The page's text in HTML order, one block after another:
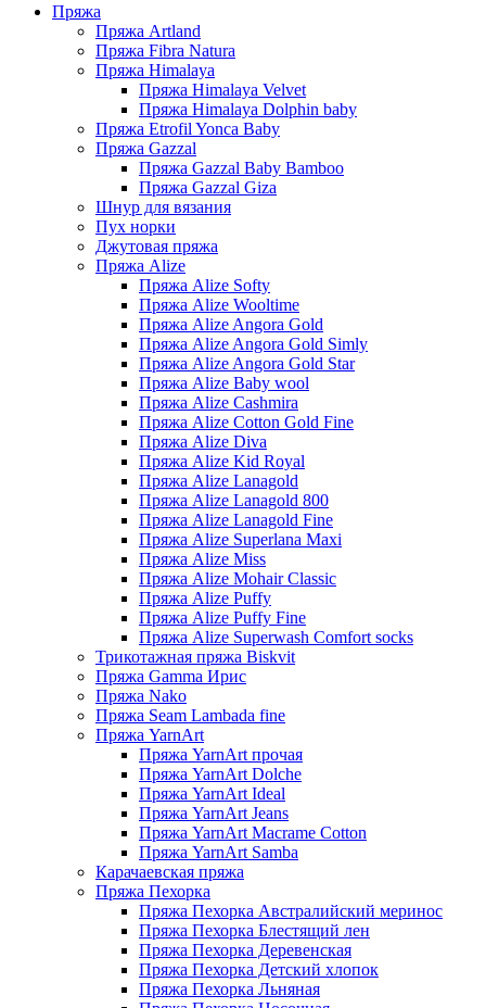
Пряжа
Пряжа Artland
Пряжа Fibra Natura
Пряжа Himalaya
Пряжа Himalaya Velvet
Пряжа Himalaya Dolphin baby
Пряжа Etrofil Yonca Baby
Пряжа Gazzal
Пряжа Gazzal Baby Bamboo
Пряжа Gazzal Giza
Шнур для вязания
Пух норки
Джутовая пряжа
Пряжа Alize
Пряжа Alize Softy
Пряжа Alize Wooltime
Пряжа Alize Angora Gold
Пряжа Alize Angora Gold Simly
Пряжа Alize Angora Gold Star
Пряжа Alize Baby wool
Пряжа Alize Cashmira
Пряжа Alize Cotton Gold Fine
Пряжа Alize Diva
Пряжа Alize Kid Royal
Пряжа Alize Lanagold
Пряжа Alize Lanagold 800
Пряжа Alize Lanagold Fine
Пряжа Alize Superlana Maxi
Пряжа Alize Miss
Пряжа Alize Mohair Classic
Пряжа Alize Puffy
Пряжа Alize Puffy Fine
Пряжа Alize Superwash Comfort socks
Трикотажная пряжа Biskvit
Пряжа Gamma Ирис
Пряжа Nako
Пряжа Seam Lambada fine
Пряжа YarnArt
Пряжа YarnArt прочая
Пряжа YarnArt Dolche
Пряжа YarnArt Ideal
Пряжа YarnArt Jeans
Пряжа YarnArt Macrame Cotton
Пряжа YarnArt Samba
Карачаевская пряжа
Пряжа Пехорка
Пряжа Пехорка Австралийский меринос
Пряжа Пехорка Блестящий лен
Пряжа Пехорка Деревенская
Пряжа Пехорка Детский хлопок
Пряжа Пехорка Льняная